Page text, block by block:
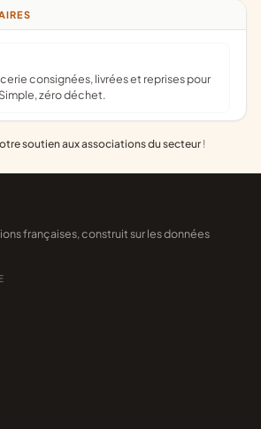
zéro déchet.
soutien aux associations du secteur !